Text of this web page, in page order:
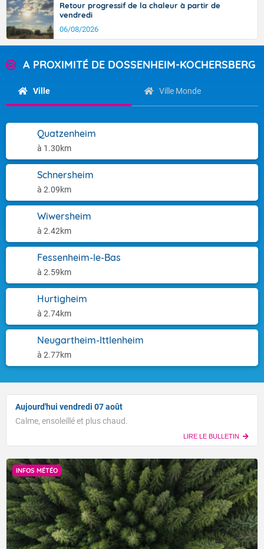
Retour progressif de la chaleur à partir de
vendredi
06/08/2026
A PROXIMITÉ DE DOSSENHEIM-KOCHERSBERG
Ville Ville Monde
Quatzenheim
à 1.30km
Schnersheim
à 2.09km
Wiwersheim
à 2.42km
Fessenheim-le-Bas
à 2.59km
Hurtigheim
à 2.74km
Neugartheim-Ittlenheim
à 2.77km
Aujourd'hui vendredi 07 août
Calme, ensoleillé et plus chaud.
LIRE LE BULLETIN
INFOS MÉTÉO